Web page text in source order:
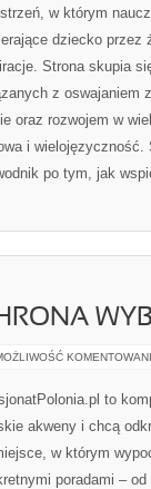
w którym
dziecko przez
Strona skupia
z oswajaniem
oraz rozwojem w
i
po tym, jak
to
akweny i chcą
w którym
poradami –